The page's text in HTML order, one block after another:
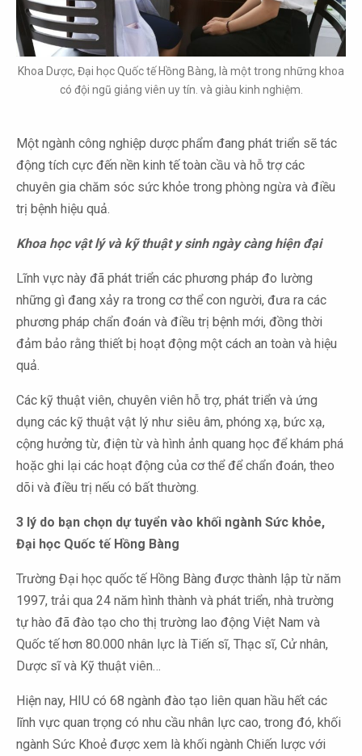
Khoa Dược, Đại học Quốc tế Hồng Bàng, là một trong những khoa
có đội ngũ giảng viên uy tín. và giàu kinh nghiệm.
Một ngành công nghiệp dược phẩm đang phát triển sẽ tác
động tích cực đến nền kinh tế toàn cầu và hỗ trợ các
chuyên gia chăm sóc sức khỏe trong phòng ngừa và điều
trị bệnh hiệu quả.
Khoa học vật lý và kỹ thuật y sinh ngày càng hiện đại
Lĩnh vực này đã phát triển các phương pháp đo lường
những gì đang xảy ra trong cơ thể con người, đưa ra các
phương pháp chẩn đoán và điều trị bệnh mới, đồng thời
đảm bảo rằng thiết bị hoạt động một cách an toàn và hiệu
quả.
Các kỹ thuật viên, chuyên viên hỗ trợ, phát triển và ứng
dụng các kỹ thuật vật lý như siêu âm, phóng xạ, bức xạ,
cộng hưởng từ, điện từ và hình ảnh quang học để khám phá
hoặc ghi lại các hoạt động của cơ thể để chẩn đoán, theo
dõi và điều trị nếu có bất thường.
3 lý do bạn chọn dự tuyển vào khối ngành Sức khỏe,
Đại học Quốc tế Hồng Bàng
Trường Đại học quốc tế Hồng Bàng được thành lập từ năm
1997, trải qua 24 năm hình thành và phát triển, nhà trường
tự hào đã đào tạo cho thị trường lao động Việt Nam và
Quốc tế hơn 80.000 nhân lực là Tiến sĩ, Thạc sĩ, Cử nhân,
Dược sĩ và Kỹ thuật viên…
Hiện nay, HIU có 68 ngành đào tạo liên quan hầu hết các
lĩnh vực quan trọng có nhu cầu nhân lực cao, trong đó, khối
ngành Sức Khoẻ được xem là khối ngành Chiến lược với